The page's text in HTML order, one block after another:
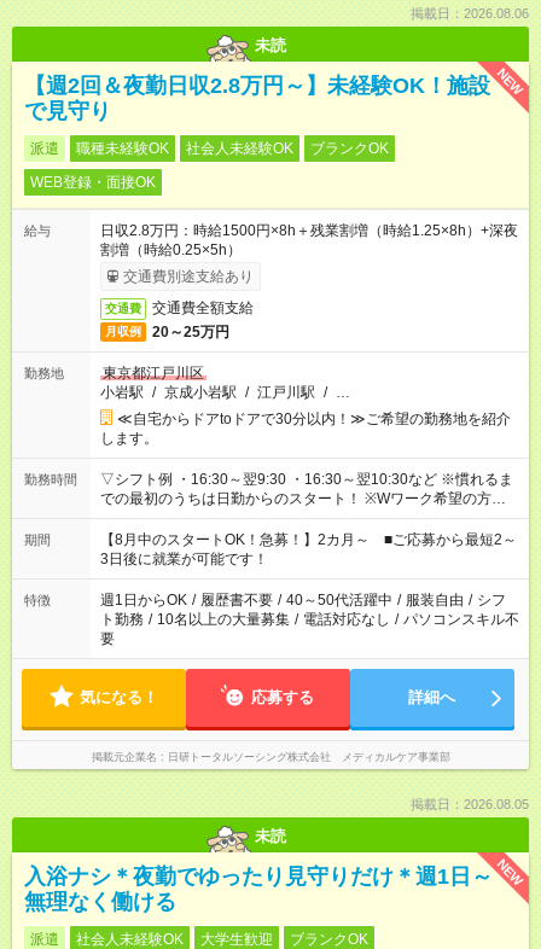
掲載日：2026.08.06
未読
NEW
【週2回＆夜勤日収2.8万円～】未経験OK！施設
で見守り
派遣 職種未経験OK 社会人未経験OK
ブランクOK
WEB登録・面接OK
給与
日収2.8万円：時給1500円×8h＋残業割増（時給1.25×8h）+深夜
割増（時給0.25×5h）
交通費別途支給あり
交通費 交通費全額支給
月収例 20～25万円
勤務地
東京都江戸川区
小岩駅 / 京成小岩駅 / 江戸川駅 / …
≪自宅からドアtoドアで30分以内！≫ご希望の勤務地を紹介
します。
勤務時間
▽シフト例 ・16:30～翌9:30 ・16:30～翌10:30など ※慣れるま
での最初のうちは日勤からのスタート！ ※Wワーク希望の方へ
今ご覧のお仕事で希望する勤務時間と、もう1つのお仕事の勤務
時間。 合計で週40時間を超える場合は応募できません。
期間
【8月中のスタートOK！急募！】2カ月～ ■ご応募から最短2～
3日後に就業が可能です！
特徴 週1日からOK / 履歴書不要 / 40～50代活躍中 / 服装自由 / シフ
ト勤務 / 10名以上の大量募集 / 電話対応なし / パソコンスキル不
要
気になる！ 応募する 詳細へ
掲載元企業名 日研トータルソーシング株式会社 メディカルケア事業部
掲載日：2026.08.05
未読
NEW
入浴ナシ＊夜勤でゆったり見守りだけ＊週1日～
無理なく働ける
派遣 社会人未経験OK 大学生歓迎
ブランクOK